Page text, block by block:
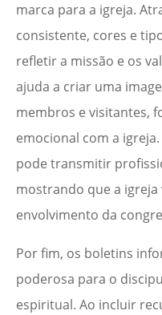
marca para a igreja.
consistente, cores e
refletir a missão e os
ajuda a criar uma
membros e visitantes,
emocional com a
pode transmitir
mostrando que a igreja
envolvimento da
Por fim, os boletins
poderosa para o
espiritual. Ao incluir